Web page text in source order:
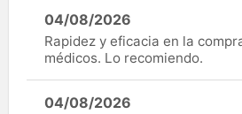
04/08/2026
Rapidez y eficacia en la
médicos. Lo recomiendo.
04/08/2026